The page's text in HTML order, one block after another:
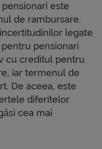
este
de rambursare.
legate
pensionari
cu creditul pentru
iar termenul de
De aceea, este
diferitelor
cea mai